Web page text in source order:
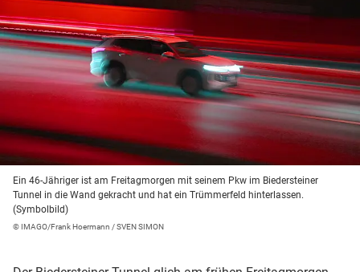
Ein 46-Jähriger ist am Freitagmorgen mit seinem Pkw im Biedersteiner
Tunnel in die Wand gekracht und hat ein Trümmerfeld hinterlassen.
(Symbolbild)
© IMAGO/Frank Hoermann / SVEN SIMON